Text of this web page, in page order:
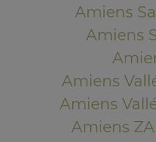
Amiens
Amiens
Amiens
Amiens
Amiens